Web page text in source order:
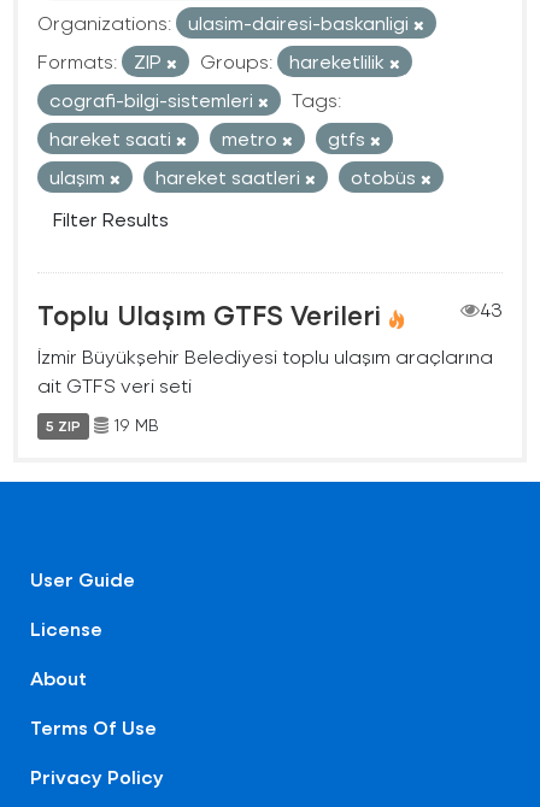
Organizations:
ulasim-dairesi-baskanligi
Formats:
ZIP Groups:
hareketlilik
cografi-bilgi-sistemleri
Tags:
hareket saati
metro
gtfs
ulaşım
hareket saatleri
otobüs
Filter Results
Toplu Ulaşım GTFS Verileri
43
İzmir Büyükşehir Belediyesi toplu ulaşım araçlarına
ait GTFS veri seti
5 ZIP 19 MB
User Guide
License
About
Terms Of Use
Privacy Policy